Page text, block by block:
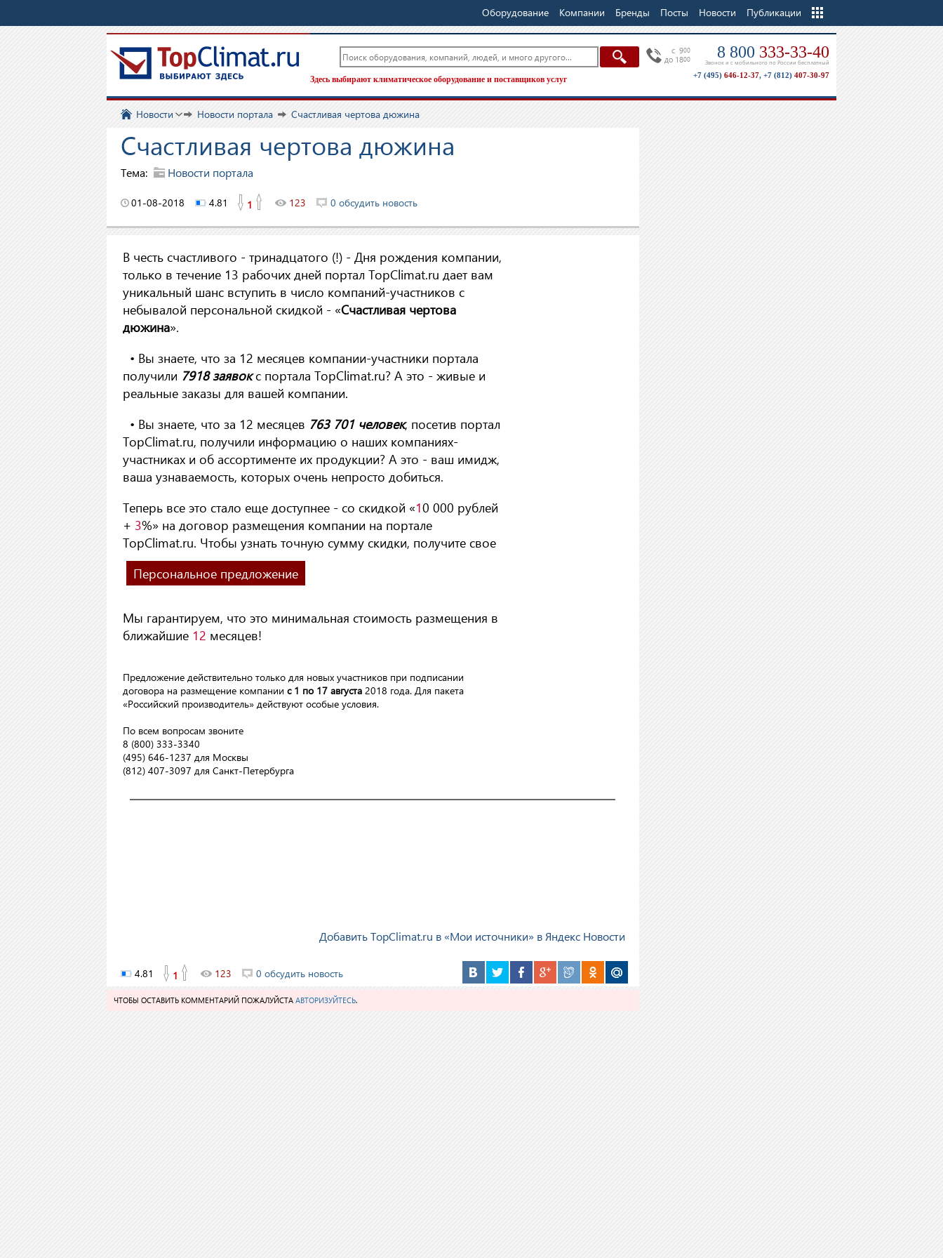
Оборудование Компании Бренды Посты Новости Публикации
Еще
c 900
до 1800 8 800 333-33-40
Звонок и с мобильного по России бесплатный
+7 (495) 646-12-37, +7 (812) 407-30-97
Здесь выбирают климатическое оборудование и поставщиков услуг
Новости Новости портала Счастливая чертова дюжина
Счастливая чертова дюжина
Тема: Новости портала
01-08-2018 4.81 1 123 0 обсудить новость
В честь счастливого - тринадцатого (!) - Дня рождения компании,
только в течение 13 рабочих дней портал TopClimat.ru дает вам
уникальный шанс вступить в число компаний-участников с
небывалой персональной скидкой - «Счастливая чертова
дюжина».
• Вы знаете, что за 12 месяцев компании-участники портала
получили 7918 заявокс портала TopClimat.ru? А это - живые и
реальные заказы для вашей компании.
• Вы знаете, что за 12 месяцев 763 701 человек, посетив портал
TopClimat.ru, получили информацию о наших компаниях-
участниках и об ассортименте их продукции? А это - ваш имидж,
ваша узнаваемость, которых очень непросто добиться.
Теперь все это стало еще доступнее - со скидкой «10 000 рублей
+ 3%» на договор размещения компании на портале
TopClimat.ru. Чтобы узнать точную сумму скидки, получите свое
Персональное предложение
Мы гарантируем, что это минимальная стоимость размещения в
ближайшие 12 месяцев!
Предложение действительно только для новых участников при подписании
договора на размещение компании с 1 по 17 августа 2018 года. Для пакета
«Российский производитель» действуют особые условия.
По всем вопросам звоните
8 (800) 333-3340
(495) 646-1237 для Москвы
(812) 407-3097 для Санкт-Петербурга
Добавить TopClimat.ru в «Мои источники» в Яндекс Новости
4.81 1 123 0 обсудить новость
ЧТОБЫ ОСТАВИТЬ КОММЕНТАРИЙ ПОЖАЛУЙСТА АВТОРИЗУЙТЕСЬ.